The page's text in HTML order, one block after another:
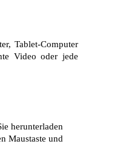
Tablet-Computer
Video oder jede
herunterladen
Maustaste und